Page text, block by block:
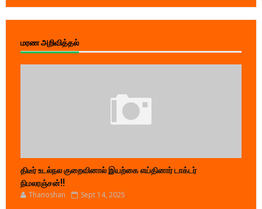
மரண அறிவித்தல்
திடீர் உடல்நல குறைவினால் இயற்கை எய்தினார் டாக்டர்
நிமலரஞ்சன்!!
Thanoshan Sept 14, 2025